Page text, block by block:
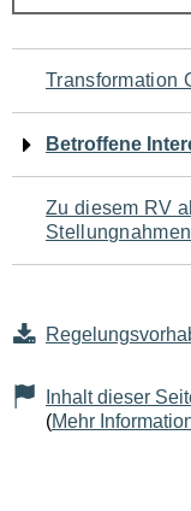
Navigation
für
den
Transformation
Betroffene
Zu diesem RV
Inhalt dieser
(Mehr